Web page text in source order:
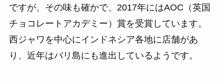
ですが、その味も確かで、2017年にはAOC（英国
チョコレートアカデミー）賞を受賞しています。
西ジャワを中心にインドネシア各地に店舗があ
り、近年はバリ島にも進出しているようです。